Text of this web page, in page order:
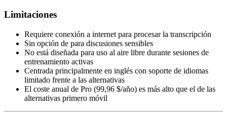
Limitaciones
Requiere conexión a internet para procesar la transcripción
Sin opción de para discusiones sensibles
No está diseñada para uso al aire libre durante sesiones de
entrenamiento activas
Centrada principalmente en inglés con soporte de idiomas
limitado frente a las alternativas
El coste anual de Pro (99,96 $/año) es más alto que el de las
alternativas primero móvil